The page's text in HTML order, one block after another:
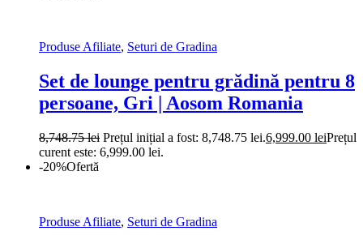
Produse Afiliate, Seturi de Gradina
Set de lounge pentru grădină pentru 8
persoane, Gri | Aosom Romania
8,748.75lei Prețul inițial a fost: 8,748.75 lei.6,999.00 leiPrețul
curent este: 6,999.00 lei.
-20%Ofertă
Produse Afiliate, Seturi de Gradina